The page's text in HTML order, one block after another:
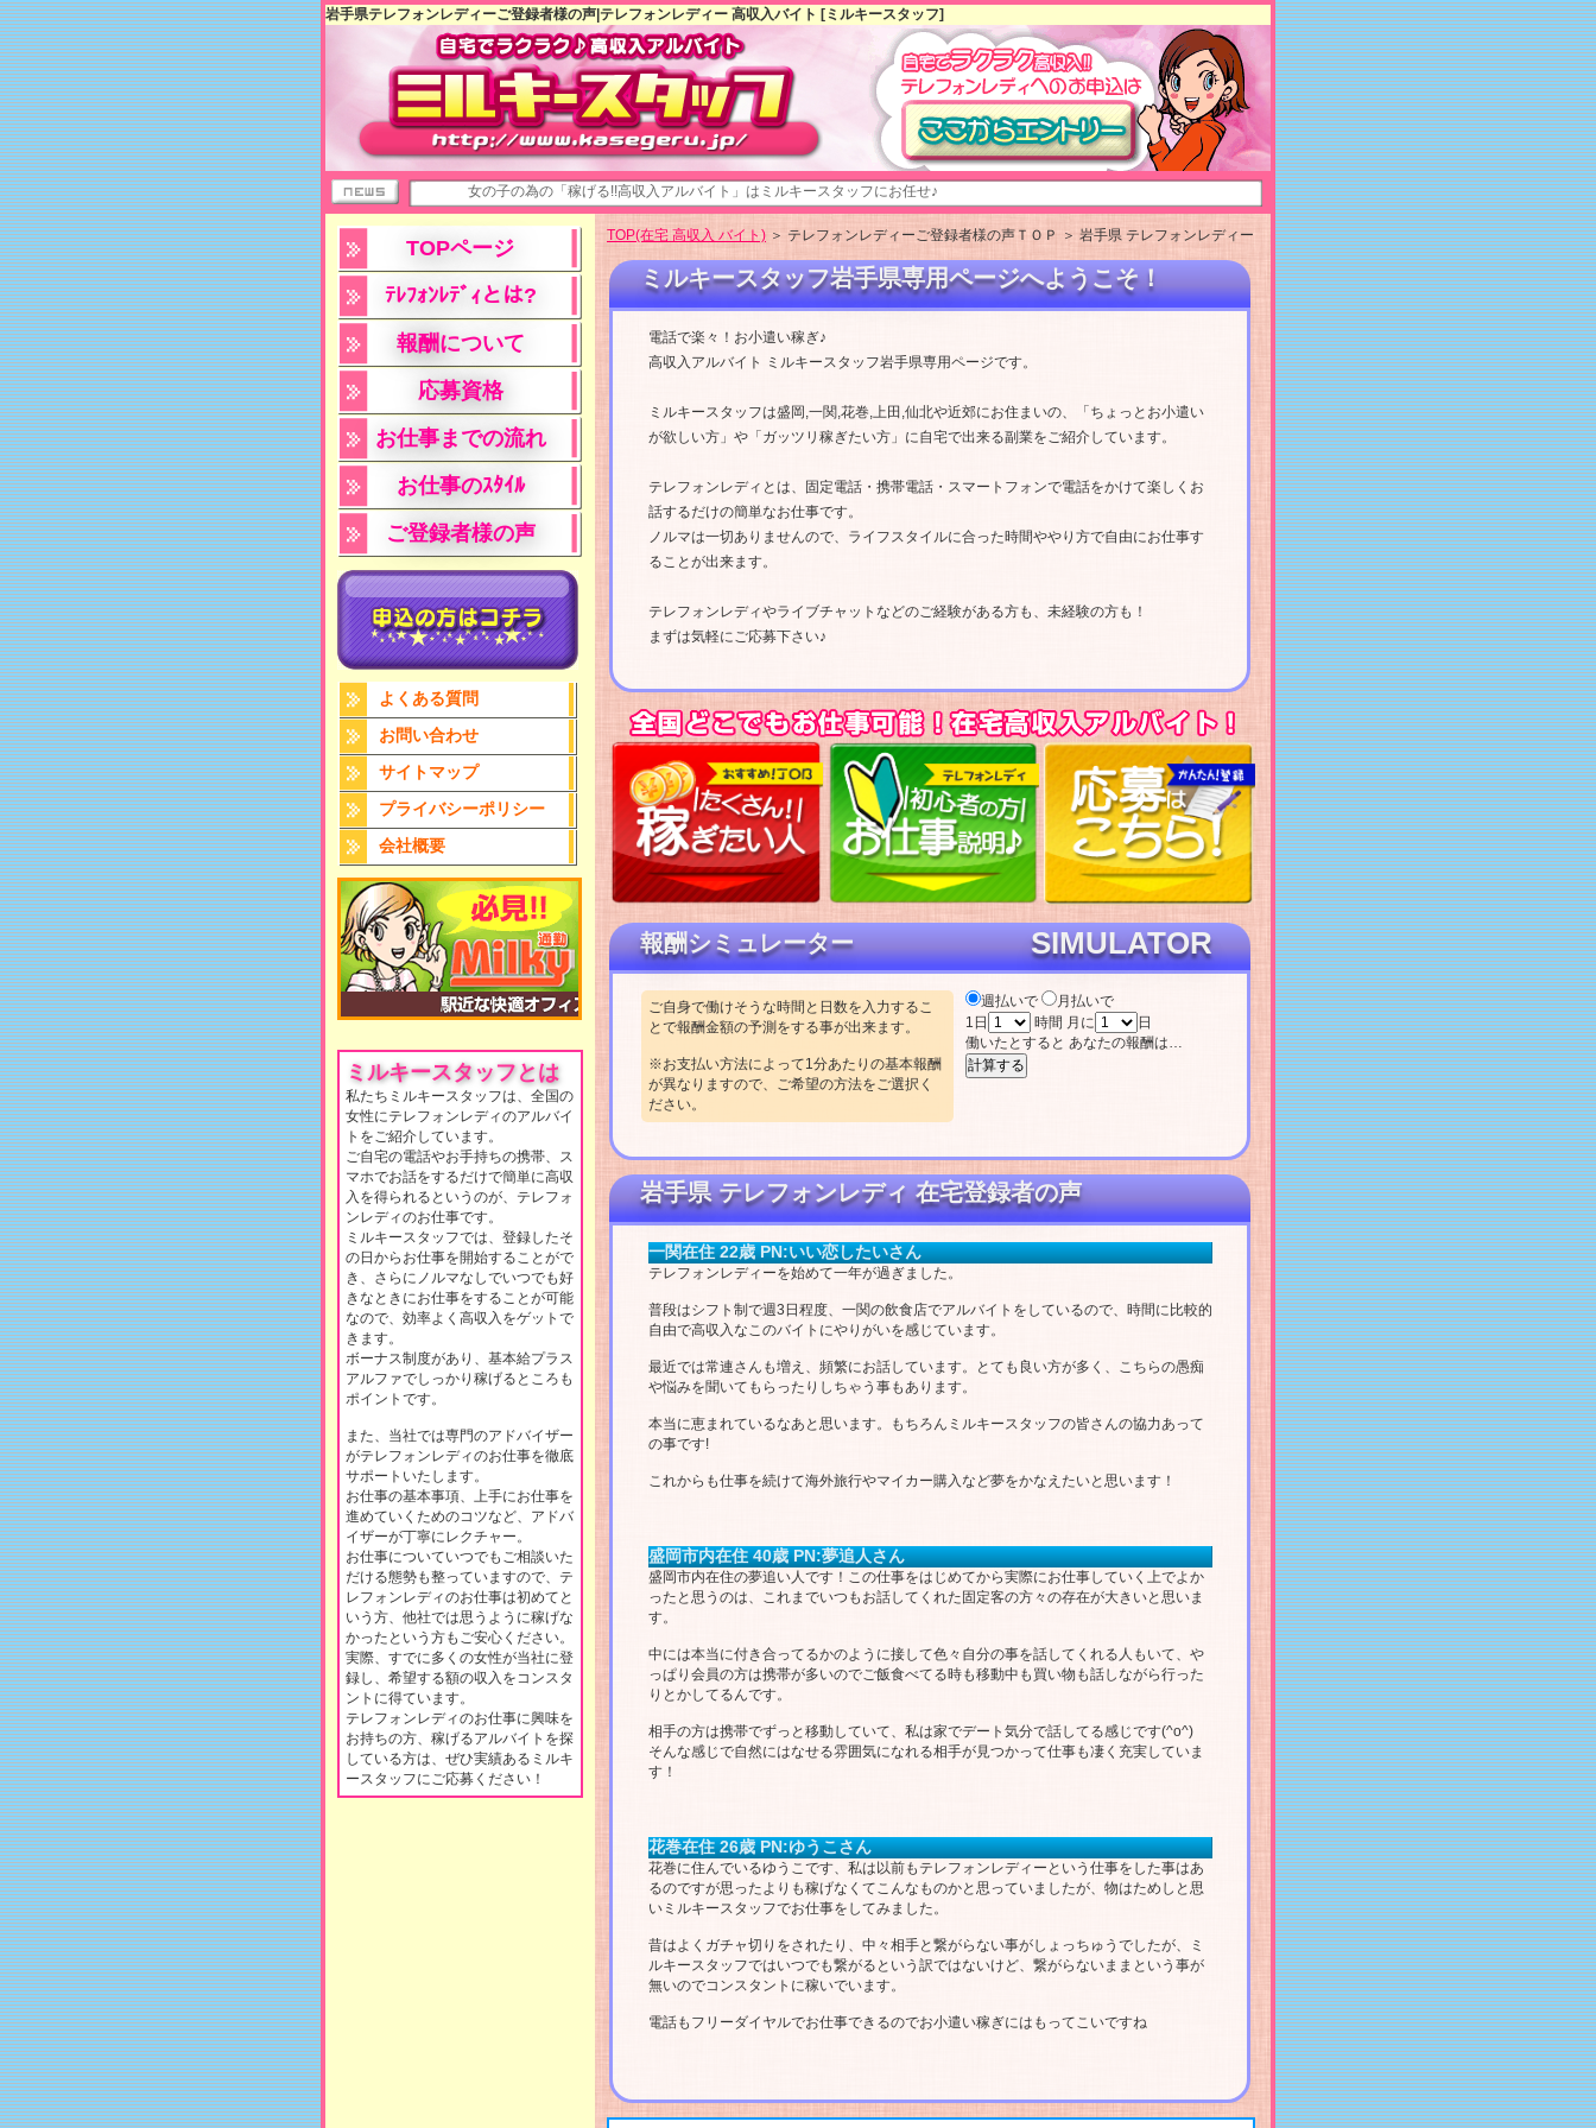
岩手県テレフォンレディーご登録者様の声|テレフォンレディー 高収入バイト [ミルキースタッフ]
女の子の為の「稼げる!!高収入アルバイト」はミルキースタッフにお任せ♪
TOPページ
ﾃﾚﾌｫﾝﾚﾃﾞｨとは?
報酬について
応募資格
お仕事までの流れ
お仕事のｽﾀｲﾙ
ご登録者様の声
よくある質問
お問い合わせ
サイトマップ
プライバシーポリシー
会社概要
ミルキースタッフとは
私たちミルキースタッフは、全国の
女性にテレフォンレディのアルバイ
トをご紹介しています。
ご自宅の電話やお手持ちの携帯、ス
マホでお話をするだけで簡単に高収
入を得られるというのが、テレフォ
ンレディのお仕事です。
ミルキースタッフでは、登録したそ
の日からお仕事を開始することがで
き、さらにノルマなしでいつでも好
きなときにお仕事をすることが可能
なので、効率よく高収入をゲットで
きます。
ボーナス制度があり、基本給プラス
アルファでしっかり稼げるところも
ポイントです。
また、当社では専門のアドバイザー
がテレフォンレディのお仕事を徹底
サポートいたします。
お仕事の基本事項、上手にお仕事を
進めていくためのコツなど、アドバ
イザーが丁寧にレクチャー。
お仕事についていつでもご相談いた
だける態勢も整っていますので、テ
レフォンレディのお仕事は初めてと
いう方、他社では思うように稼げな
かったという方もご安心ください。
実際、すでに多くの女性が当社に登
録し、希望する額の収入をコンスタ
ントに得ています。
テレフォンレディのお仕事に興味を
お持ちの方、稼げるアルバイトを探
している方は、ぜひ実績あるミルキ
ースタッフにご応募ください！
TOP(在宅 高収入 バイト) ＞ テレフォンレディーご登録者様の声ＴＯＰ ＞ 岩手県 テレフォンレディー
ミルキースタッフ岩手県専用ページへようこそ！
電話で楽々！お小遣い稼ぎ♪
高収入アルバイト ミルキースタッフ岩手県専用ページです。
ミルキースタッフは盛岡,一関,花巻,上田,仙北や近郊にお住まいの、「ちょっとお小遣い
が欲しい方」や「ガッツリ稼ぎたい方」に自宅で出来る副業をご紹介しています。
テレフォンレディとは、固定電話・携帯電話・スマートフォンで電話をかけて楽しくお
話するだけの簡単なお仕事です。
ノルマは一切ありませんので、ライフスタイルに合った時間ややり方で自由にお仕事す
ることが出来ます。
テレフォンレディやライブチャットなどのご経験がある方も、未経験の方も！
まずは気軽にご応募下さい♪
報酬シミュレーター SIMULATOR
ご自身で働けそうな時間と日数を入力するこ
とで報酬金額の予測をする事が出来ます。
※お支払い方法によって1分あたりの基本報酬
が異なりますので、ご希望の方法をご選択く
ださい。
週払いで
月払いで
1日
時間 月に
日
働いたとすると あなたの報酬は…
岩手県 テレフォンレディ 在宅登録者の声
一関在住 22歳 PN:いい恋したいさん
テレフォンレディーを始めて一年が過ぎました。
普段はシフト制で週3日程度、一関の飲食店でアルバイトをしているので、時間に比較的
自由で高収入なこのバイトにやりがいを感じています。
最近では常連さんも増え、頻繁にお話しています。とても良い方が多く、こちらの愚痴
や悩みを聞いてもらったりしちゃう事もあります。
本当に恵まれているなあと思います。もちろんミルキースタッフの皆さんの協力あって
の事です!
これからも仕事を続けて海外旅行やマイカー購入など夢をかなえたいと思います！
盛岡市内在住 40歳 PN:夢追人さん
盛岡市内在住の夢追い人です！この仕事をはじめてから実際にお仕事していく上でよか
ったと思うのは、これまでいつもお話してくれた固定客の方々の存在が大きいと思いま
す。
中には本当に付き合ってるかのように接して色々自分の事を話してくれる人もいて、や
っぱり会員の方は携帯が多いのでご飯食べてる時も移動中も買い物も話しながら行った
りとかしてるんです。
相手の方は携帯でずっと移動していて、私は家でデート気分で話してる感じです(^o^)
そんな感じで自然にはなせる雰囲気になれる相手が見つかって仕事も凄く充実していま
す！
花巻在住 26歳 PN:ゆうこさん
花巻に住んでいるゆうこです、私は以前もテレフォンレディーという仕事をした事はあ
るのですが思ったよりも稼げなくてこんなものかと思っていましたが、物はためしと思
いミルキースタッフでお仕事をしてみました。
昔はよくガチャ切りをされたり、中々相手と繋がらない事がしょっちゅうでしたが、ミ
ルキースタッフではいつでも繋がるという訳ではないけど、繋がらないままという事が
無いのでコンスタントに稼いでいます。
電話もフリーダイヤルでお仕事できるのでお小遣い稼ぎにはもってこいですね